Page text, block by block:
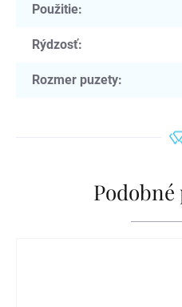
Použitie:
Rýdzosť:
Rozmer puzety: